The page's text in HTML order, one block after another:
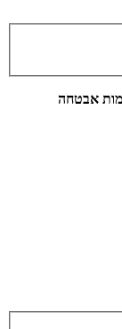
אבטחה